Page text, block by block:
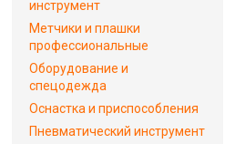
инструмент
Метчики и плашки
профессиональные
Оборудование и
спецодежда
Оснастка и приспособления
Пневматический инструмент